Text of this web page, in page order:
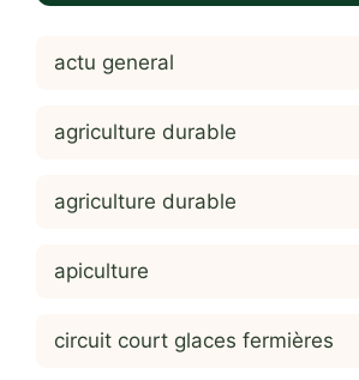
actu general
agriculture durable
agriculture durable
apiculture
circuit court glaces fermières